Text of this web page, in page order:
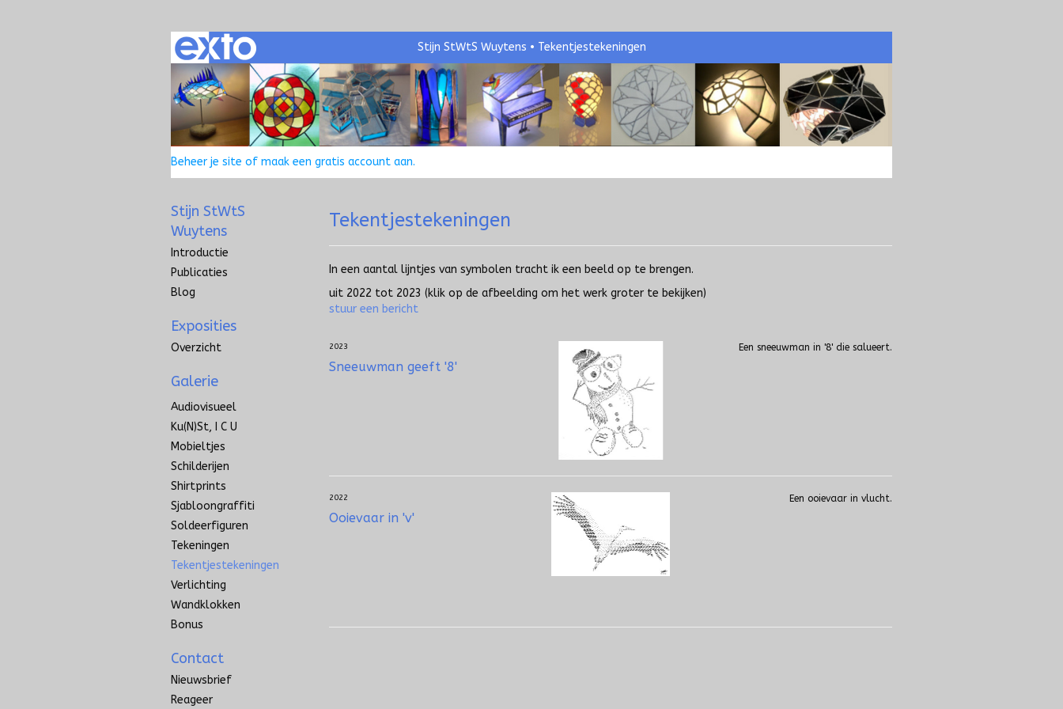
Stijn StWtS Wuytens Tekentjestekeningen
Beheer je site of maak een gratis account aan.
Tekentjestekeningen
In een aantal lijntjes van symbolen tracht ik een beeld op te brengen.
uit 2022 tot 2023 (klik op de afbeelding om het werk groter te bekijken)
stuur een bericht
Sneeuwman geeft '8'
2023 Een sneeuwman in '8' die salueert.
Ooievaar in 'v'
2022 Een ooievaar in vlucht.
Stijn StWtS
Wuytens
Introductie
Publicaties
Blog
Exposities
Overzicht
Galerie
Audiovisueel
Ku(n)st, I C U
Mobieltjes
Schilderijen
Shirtprints
Sjabloongraffiti
Soldeerfiguren
Tekeningen
Tekentjestekeningen
Verlichting
Wandklokken
Bonus
Contact
Nieuwsbrief
Reageer